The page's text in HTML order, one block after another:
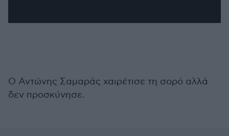
Ο Αντώνης Σαμαράς χαιρέτισε τη σορό αλλά
δεν προσκύνησε.